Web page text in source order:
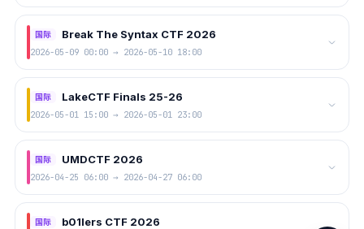
国际 Break The Syntax CTF 2026
2026-05-09 00:00 → 2026-05-10 18:00
国际 LakeCTF Finals 25-26
2026-05-01 15:00 → 2026-05-01 23:00
国际 UMDCTF 2026
2026-04-25 06:00 → 2026-04-27 06:00
国际 b01lers CTF 2026